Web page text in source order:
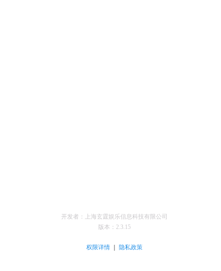
开发者：上海玄霆娱乐信息科技有限公司
版本： 2.3.15
权限详情 ｜ 隐私政策